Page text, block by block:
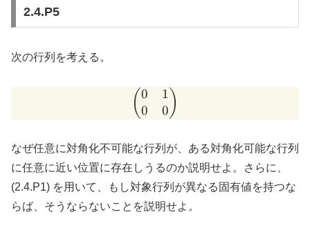
2.4.P5
次の行列を考える。
\begin{pmatrix} 0 & 1
(0
0
1
0 )
なぜ任意に対角化不可能な行列が、ある対角化可能な行列
に任意に近い位置に存在しうるのか説明せよ。さらに、
(2.4.P1) を用いて、もし対象行列が異なる固有値を持つな
らば、そうならないことを説明せよ。